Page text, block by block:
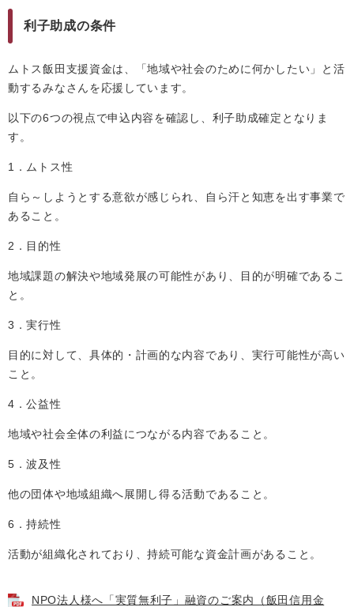
利子助成の条件
ムトス飯田支援資金は、「地域や社会のために何かしたい」と活
動するみなさんを応援しています。
以下の6つの視点で申込内容を確認し、利子助成確定となりま
す。
1．ムトス性
自ら～しようとする意欲が感じられ、自ら汗と知恵を出す事業で
あること。
2．目的性
地域課題の解決や地域発展の可能性があり、目的が明確であるこ
と。
3．実行性
目的に対して、具体的・計画的な内容であり、実行可能性が高い
こと。
4．公益性
地域や社会全体の利益につながる内容であること。
5．波及性
他の団体や地域組織へ展開し得る活動であること。
6．持続性
活動が組織化されており、持続可能な資金計画があること。
NPO法人様へ「実質無利子」融資のご案内（飯田信用金